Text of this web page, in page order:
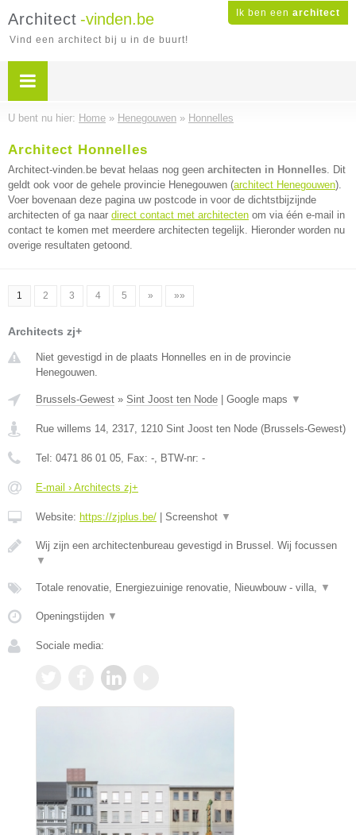
Ik ben een architect
Architect -vinden.be
Vind een architect bij u in de buurt!
U bent nu hier: Home » Henegouwen » Honnelles
Architect Honnelles
Architect-vinden.be bevat helaas nog geen architecten in Honnelles. Dit
geldt ook voor de gehele provincie Henegouwen (architect Henegouwen).
Voer bovenaan deze pagina uw postcode in voor de dichtstbijzijnde
architecten of ga naar direct contact met architecten om via één e-mail in
contact te komen met meerdere architecten tegelijk. Hieronder worden nu
overige resultaten getoond.
1 2 3 4 5 » »»
Architects zj+
Niet gevestigd in de plaats Honnelles en in de provincie
Henegouwen.
Brussels-Gewest » Sint Joost ten Node Google maps ▼
Rue willems 14, 2317, 1210 Sint Joost ten Node (Brussels-Gewest)
Tel: 0471 86 01 05, Fax: -, BTW-nr: -
E-mail › Architects zj+
Website: https://zjplus.be/ Screenshot ▼
Wij zijn een architectenbureau gevestigd in Brussel. Wij focussen
▼
Totale renovatie, Energiezuinige renovatie, Nieuwbouw - villa, ▼
Openingstijden ▼
Sociale media: